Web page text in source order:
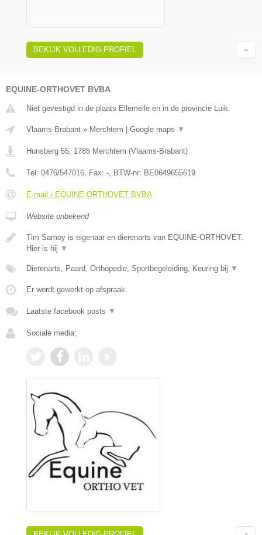
BEKIJK VOLLEDIG PROFIEL
EQUINE-ORTHOVET BVBA
Niet gevestigd in de plaats Ellemelle en in de provincie Luik.
Vlaams-Brabant » Merchtem | Google maps ▼
Hunsberg 55 1785 Merchtem (Vlaams-Brabant)
Tel: 0476/547016 , Fax: - , BTW-nr: BE0649655619
E-mail › EQUINE-ORTHOVET BVBA
Website onbekend
Tim Samoy is eigenaar en dierenarts van EQUINE-ORTHOVET.
Hier is hij ▼
Dierenarts, Paard, Orthopedie, Sportbegeleiding, Keuring bij ▼
Er wordt gewerkt op afspraak.
Laatste facebook posts ▼
Sociale media: